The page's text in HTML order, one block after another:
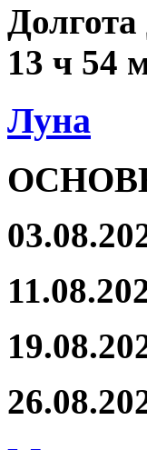
13 ч 54
Луна